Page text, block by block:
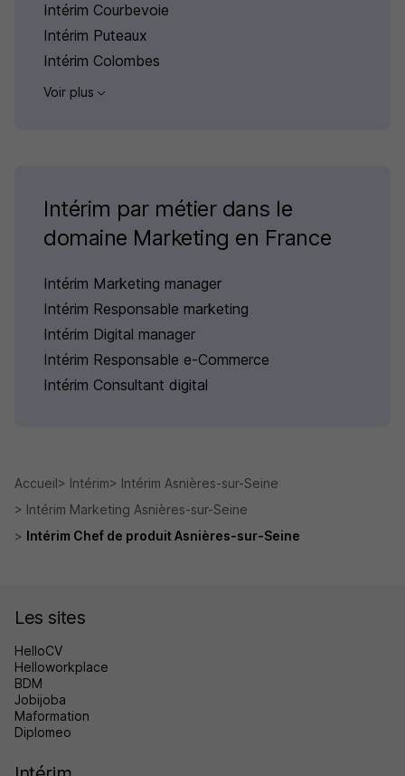
Intérim Courbevoie
Intérim Puteaux
Intérim Colombes
Voir plus
Intérim par métier dans le
domaine Marketing en France
Intérim Marketing manager
Intérim Responsable marketing
Intérim Digital manager
Intérim Responsable e-Commerce
Intérim Consultant digital
Accueil Intérim
Intérim Asnières-sur-Seine
Intérim Marketing Asnières-sur-Seine
Intérim Chef de produit Asnières-sur-Seine
Les sites
HelloCV
Helloworkplace
BDM
Jobijoba
Maformation
Diplomeo